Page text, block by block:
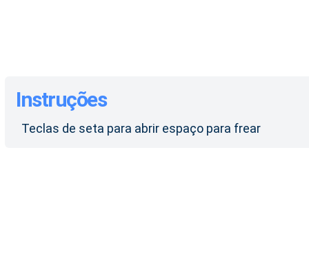
Instruções
Teclas de seta para abrir espaço para frear